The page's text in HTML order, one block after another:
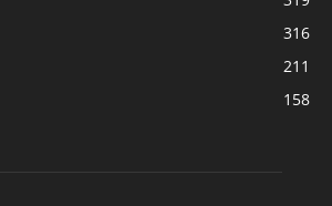
316
211
158